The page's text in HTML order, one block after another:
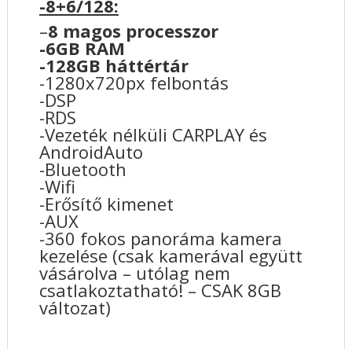
-8+6/128:
–8 magos processzor
-6GB RAM
-128GB háttértár
-1280x720px felbontás
-DSP
-RDS
-Vezeték nélküli CARPLAY és
AndroidAuto
-Bluetooth
-Wifi
-Erősítő kimenet
-AUX
-360 fokos panoráma kamera
kezelése (csak kamerával együtt
vásárolva – utólag nem
csatlakoztatható! – CSAK 8GB
változat)